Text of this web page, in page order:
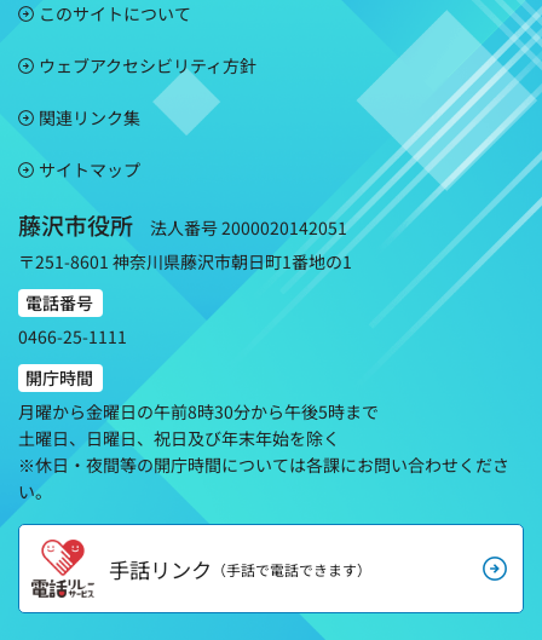
このサイトについて
ウェブアクセシビリティ方針
関連リンク集
サイトマップ
藤沢市役所
法人番号 2000020142051
〒251-8601 神奈川県藤沢市朝日町1番地の1
電話番号
0466-25-1111
開庁時間
月曜から金曜日の午前8時30分から午後5時まで
土曜日、日曜日、祝日及び年末年始を除く
※休日・夜間等の開庁時間については各課にお問い合わせくださ
い。
手話リンク （手話で電話できます）